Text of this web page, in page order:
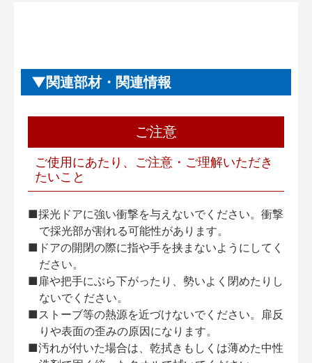
関連部材・関連情報
ご注意
ご使用にあたり、ご注意・ご理解いただき
たいこと
■採光ドアに強い衝撃を与えないでください。衝撃
で採光部が割れる可能性があります。
■ドアの開閉の際に指や手を挟まないようにしてく
ださい。
■扉や把手にぶら下がったり、勢いよく閉めたりし
ないでください。
■ストーブ等の熱源を近づけないでください。扉反
りや表面の歪みの原因になります。
■汚れが付いた場合は、乾拭きもしくは薄めた中性